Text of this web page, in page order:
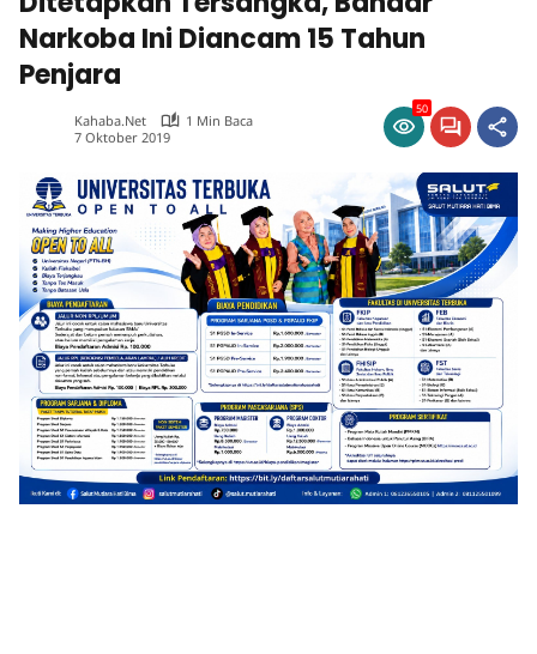
Narkoba Ini Diancam 15 Tahun
Penjara
Kahaba.net
1 Min Baca
7 Oktober 2019
50